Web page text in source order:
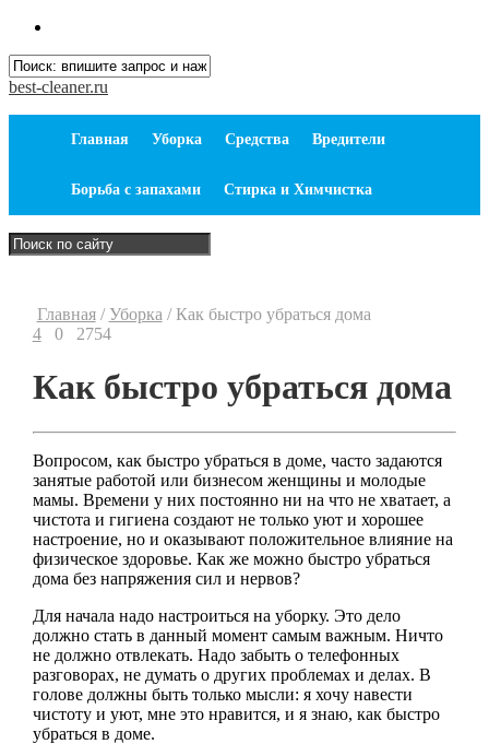
best-cleaner.ru
Главная Уборка Средства Вредители
Борьба с запахами Стирка и Химчистка
Главная/ Уборка /Как быстро убраться дома
4
0 2754
Как быстро убраться дома
Вопросом, как быстро убраться в доме, часто задаются
занятые работой или бизнесом женщины и молодые
мамы. Времени у них постоянно ни на что не хватает, а
чистота и гигиена создают не только уют и хорошее
настроение, но и оказывают положительное влияние на
физическое здоровье. Как же можно быстро убраться
дома без напряжения сил и нервов?
Для начала надо настроиться на уборку. Это дело
должно стать в данный момент самым важным. Ничто
не должно отвлекать. Надо забыть о телефонных
разговорах, не думать о других проблемах и делах. В
голове должны быть только мысли: я хочу навести
чистоту и уют, мне это нравится, и я знаю, как быстро
убраться в доме.